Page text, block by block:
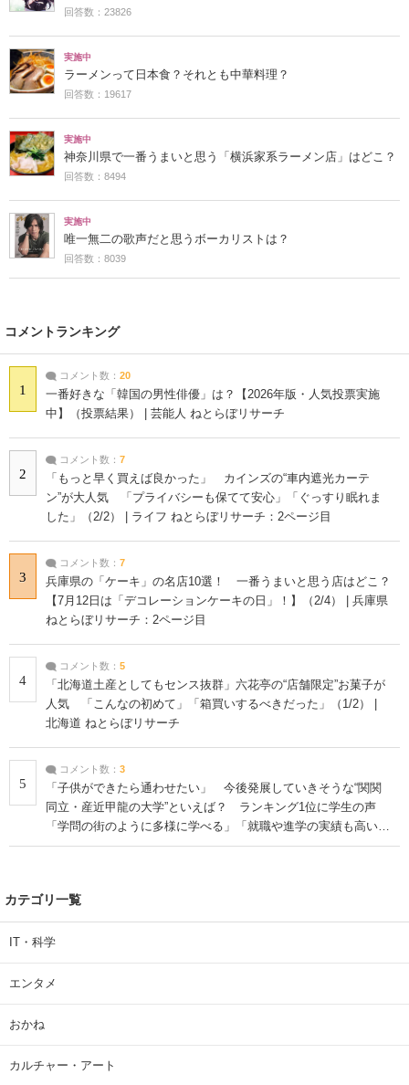
回答数：23826
実施中
ラーメンって日本食？それとも中華料理？
回答数：19617
実施中
神奈川県で一番うまいと思う「横浜家系ラーメン店」はどこ？
回答数：8494
実施中
唯一無二の歌声だと思うボーカリストは？
回答数：8039
コメントランキング
1
コメント数： 20
一番好きな「韓国の男性俳優」は？【2026年版・人気投票実施
中】（投票結果） | 芸能人 ねとらぼリサーチ
2
コメント数： 7
「もっと早く買えば良かった」 カインズの“車内遮光カーテ
ン”が大人気 「プライバシーも保てて安心」「ぐっすり眠れま
した」（2/2） | ライフ ねとらぼリサーチ：2ページ目
3
コメント数： 7
兵庫県の「ケーキ」の名店10選！ 一番うまいと思う店はどこ？
【7月12日は「デコレーションケーキの日」！】（2/4） | 兵庫県
ねとらぼリサーチ：2ページ目
4
コメント数： 5
「北海道土産としてもセンス抜群」六花亭の“店舗限定”お菓子が
人気 「こんなの初めて」「箱買いするべきだった」（1/2） |
北海道 ねとらぼリサーチ
5
コメント数： 3
「子供ができたら通わせたい」 今後発展していきそうな“関関
同立・産近甲龍の大学”といえば？ ランキング1位に学生の声
「学問の街のように多様に学べる」「就職や進学の実績も高い」
| 大学 ねとらぼリサーチ
カテゴリ一覧
IT・科学
エンタメ
おかね
カルチャー・アート